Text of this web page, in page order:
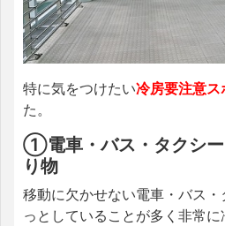
特に気をつけたい冷房要注意ス
た。
①電車・バス・タクシー
り物
移動に欠かせない電車・バス
っとしていることが多く非常に